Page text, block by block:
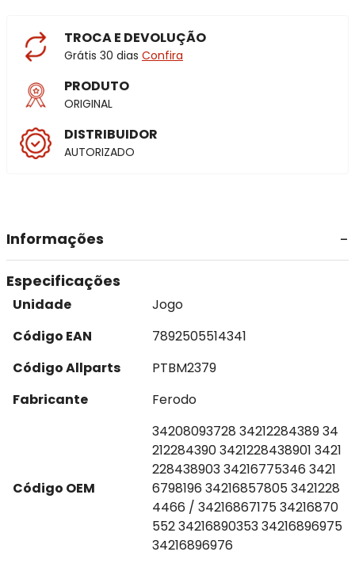
TROCA E DEVOLUÇÃO
Grátis 30 dias Confira
PRODUTO
ORIGINAL
DISTRIBUIDOR
AUTORIZADO
Informações
Especificações
Unidade
Jogo
Código EAN
7892505514341
Código Allparts
PTBM2379
Fabricante
Ferodo
Código OEM
34208093728 34212284389 34
212284390 3421228438901 3421
228438903 34216775346 3421
6798196 34216857805 3421228
4466 / 34216867175 34216870
552 34216890353 34216896975
34216896976